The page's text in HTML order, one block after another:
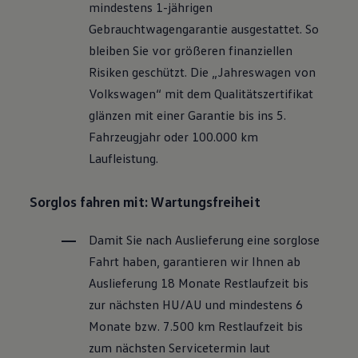
Motorenöl und Flüssigkeiten
Räder und Reifen
Pannen- und Unfallhilfe
Economy Service
Volkswagen Teile
Modellspezifisches Zubehör
Schutz und Pflege
Entertainment und Elektronik
Individualisieren
Wallbox und Ladekabel
Dienste für Ihr Modell finden
Volkswagen Apps, Login und Shop
Updates für Software, Karten und Radio
Über Ihr Auto
Vorgängermodelle
Kundeninformationen
Volkswagen Kundenbetreuung
Warn- und Kontrollleuchten
Assistenzsysteme
Digitale Betriebsanleitung
mindestens 1-jährigen
Gebrauchtwagengarantie ausgestattet. So
bleiben Sie vor größeren finanziellen
Risiken geschützt. Die „Jahreswagen von
Volkswagen“ mit dem Qualitätszertifikat
glänzen mit einer Garantie bis ins 5.
Fahrzeugjahr oder 100.000 km
Laufleistung.
Sorglos fahren mit: Wartungsfreiheit
Damit Sie nach Auslieferung eine sorglose
Fahrt haben, garantieren wir Ihnen ab
Auslieferung 18 Monate Restlaufzeit bis
zur nächsten HU/AU und mindestens 6
Monate bzw. 7.500 km Restlaufzeit bis
zum nächsten Servicetermin laut